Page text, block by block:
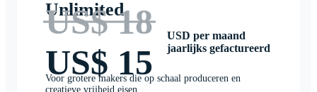
Unlimited
US$ 18
US$ 15
USD per maand
jaarlijks gefactureerd
Voor grotere makers die op schaal produceren en
creatieve vrijheid eisen